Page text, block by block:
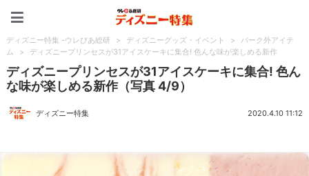
ディズニー特集 -ウレぴあ総研 > ディズニーグッズ・イベント >
パーク外アイテ
ム
> ディズニープリンセスが31アイスケーキに集合! 色んな味が楽しめる新作
ディズニープリンセスが31アイスケーキに集合! 色ん
な味が楽しめる新作（写真 4/9）
ディズニー特集 2020.4.10 11:12